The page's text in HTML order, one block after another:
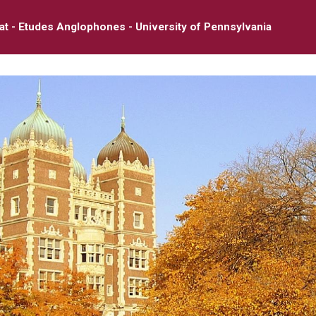
- Etudes Anglophones - University of Pennsylvania